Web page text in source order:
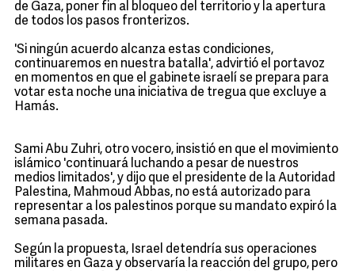
de Gaza, poner fin al bloqueo del territorio y la apertura
de todos los pasos fronterizos.
'Si ningún acuerdo alcanza estas condiciones,
continuaremos en nuestra batalla', advirtió el portavoz
en momentos en que el gabinete israelí se prepara para
votar esta noche una iniciativa de tregua que excluye a
Hamás.
Sami Abu Zuhri, otro vocero, insistió en que el movimiento
islámico 'continuará luchando a pesar de nuestros
medios limitados', y dijo que el presidente de la Autoridad
Palestina, Mahmoud Abbas, no está autorizado para
representar a los palestinos porque su mandato expiró la
semana pasada.
Según la propuesta, Israel detendría sus operaciones
militares en Gaza y observaría la reacción del grupo, pero